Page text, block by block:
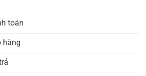
toán
hàng